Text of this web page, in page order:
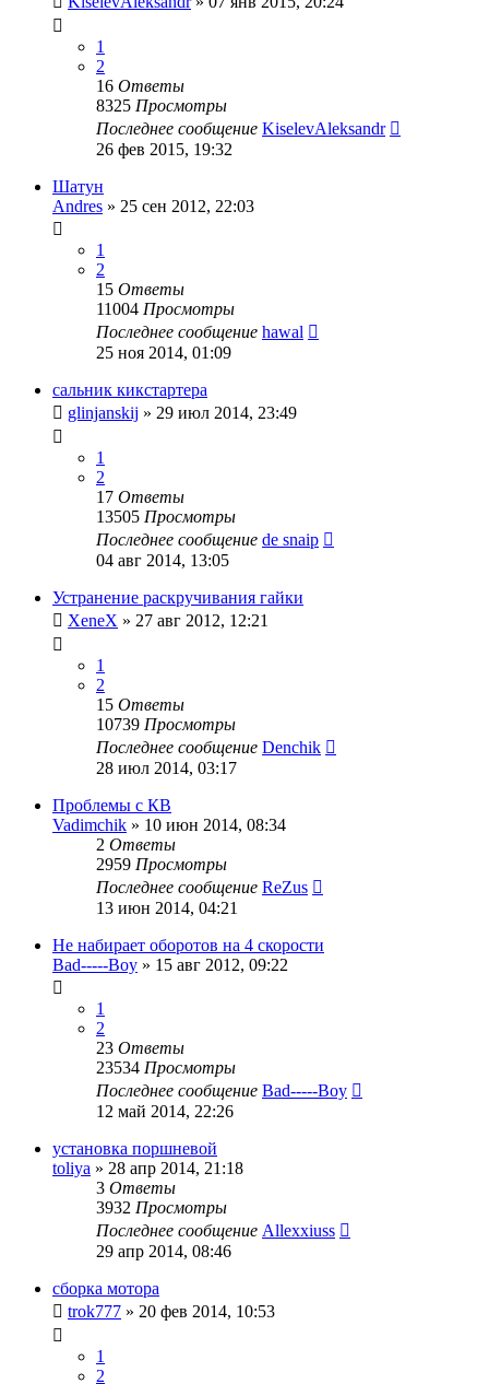
1
2
16 Ответы
8325 Просмотры
Последнее сообщение KiselevAleksandr
26 фев 2015, 19:32
Шатун
Andres » 25 сен 2012, 22:03
1
2
15 Ответы
11004 Просмотры
Последнее сообщение hawal
25 ноя 2014, 01:09
сальник кикстартера
glinjanskij » 29 июл 2014, 23:49
1
2
17 Ответы
13505 Просмотры
Последнее сообщение de snaip
04 авг 2014, 13:05
Устранение раскручивания гайки
XeneX » 27 авг 2012, 12:21
1
2
15 Ответы
10739 Просмотры
Последнее сообщение Denchik
28 июл 2014, 03:17
Проблемы с КВ
Vadimchik » 10 июн 2014, 08:34
2 Ответы
2959 Просмотры
Последнее сообщение ReZus
13 июн 2014, 04:21
Не набирает оборотов на 4 скорости
Bad-----Boy » 15 авг 2012, 09:22
1
2
23 Ответы
23534 Просмотры
Последнее сообщение Bad-----Boy
12 май 2014, 22:26
установка поршневой
toliya » 28 апр 2014, 21:18
3 Ответы
3932 Просмотры
Последнее сообщение Allexxiuss
29 апр 2014, 08:46
сборка мотора
trok777 » 20 фев 2014, 10:53
1
2